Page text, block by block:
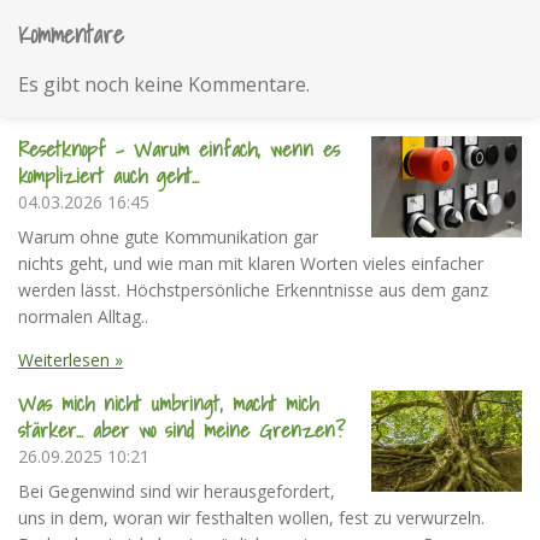
Kommentare
Es gibt noch keine Kommentare.
Resetknopf - Warum einfach, wenn es
kompliziert auch geht...
04.03.2026 16:45
Warum ohne gute Kommunikation gar
nichts geht, und wie man mit klaren Worten vieles einfacher
werden lässt. Höchstpersönliche Erkenntnisse aus dem ganz
normalen Alltag..
Weiterlesen »
Was mich nicht umbringt, macht mich
stärker... aber wo sind meine Grenzen?
26.09.2025 10:21
Bei Gegenwind sind wir herausgefordert,
uns in dem, woran wir festhalten wollen, fest zu verwurzeln.